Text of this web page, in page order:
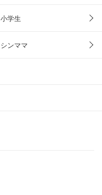
小学生
シンママ